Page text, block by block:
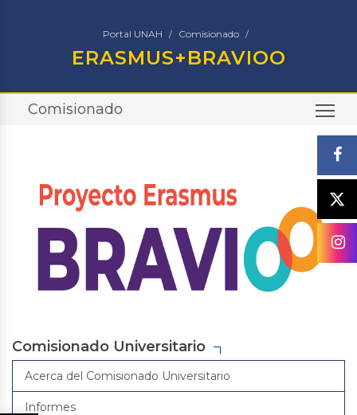
Portal UNAH Comisionado
ERASMUS+BRAVIOO
Comisionado
Comisionado Universitario
Acerca del Comisionado Universitario
Informes